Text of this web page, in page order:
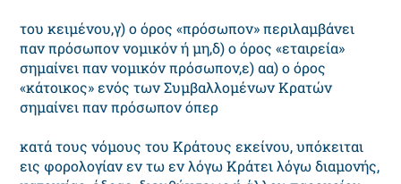
του κειμένου,γ) ο όρος «πρόσωπον» περιλαμβάνει
παν πρόσωπον νομικόν ή μη,δ) ο όρος «εταιρεία»
σημαίνει παν νομικόν πρόσωπον,ε) αα) ο όρος
«κάτοικος» ενός των Συμβαλλομένων Kρατών
σημαίνει παν πρόσωπον όπερ
κατά τους νόμους του Kράτους εκείνου, υπόκειται
εις φορολογίαν εν τω εν λόγω Kράτει λόγω διαμονής,